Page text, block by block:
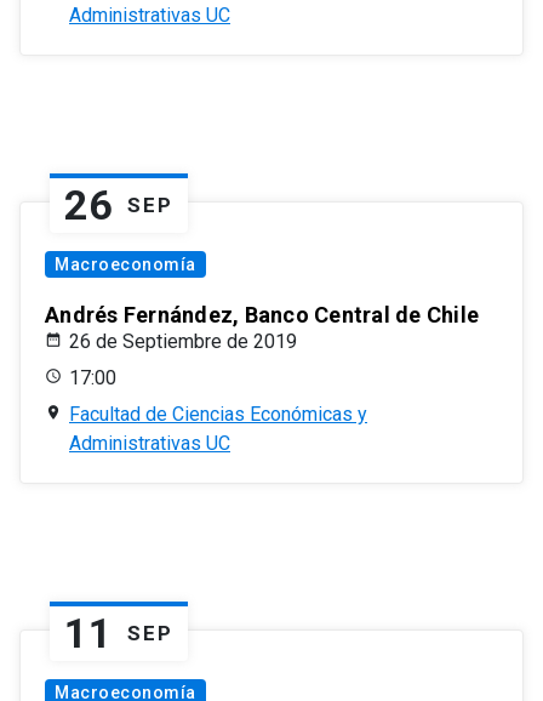
Administrativas UC
26 SEP
Macroeconomía
Andrés Fernández, Banco Central de Chile
26 de Septiembre de 2019
17:00
Facultad de Ciencias Económicas y
Administrativas UC
11 SEP
Macroeconomía